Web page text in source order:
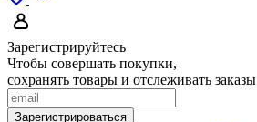
Зарегистрируйтесь
Чтобы совершать покупки,
сохранять товары и отслеживать заказы
Зарегистрироваться